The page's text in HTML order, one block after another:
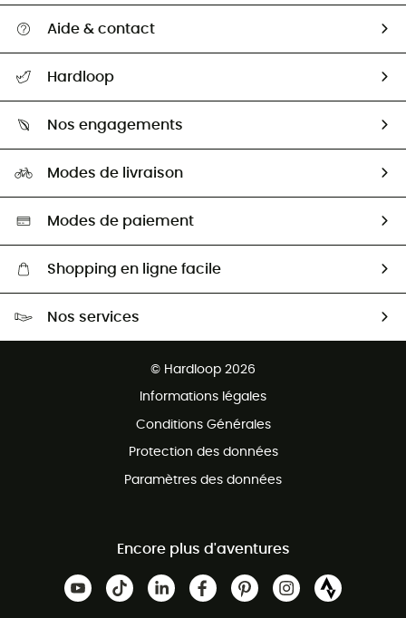
Aide & contact
Retour & remboursement
Guide des tailles
Seconde Main
Aide & Contact
Hardloop
HardGuides
Nos engagements
Sélection éco-responsable
Modes de livraison
Modes de paiement
Shopping en ligne facile
Nos services
© Hardloop 2026
Informations légales
Conditions Générales
Protection des données
Paramètres des données
Encore plus d'aventures